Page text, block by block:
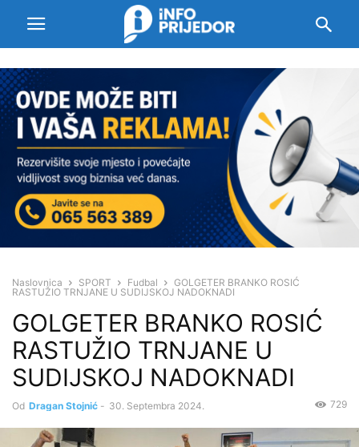
Naslovnica SPORT Fudbal
GOLGETER BRANKO ROSIĆ
RASTUŽIO TRNJANE U SUDIJSKOJ NADOKNADI
GOLGETER BRANKO ROSIĆ
RASTUŽIO TRNJANE U
SUDIJSKOJ NADOKNADI
Od Dragan Stojnić - 30. Septembra 2024. 729